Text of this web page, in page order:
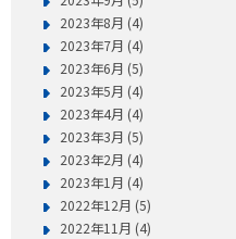
2023年8月 (4)
2023年7月 (4)
2023年6月 (5)
2023年5月 (4)
2023年4月 (4)
2023年3月 (5)
2023年2月 (4)
2023年1月 (4)
2022年12月 (5)
2022年11月 (4)